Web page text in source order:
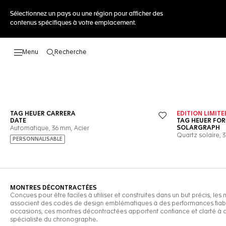
Sélectionnez un pays ou une région pour afficher des
contenus spécifiques à votre emplacement.
Recherche